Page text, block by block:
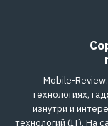
Mobile-
технологиях,
изнутри и
технологий (IT). На